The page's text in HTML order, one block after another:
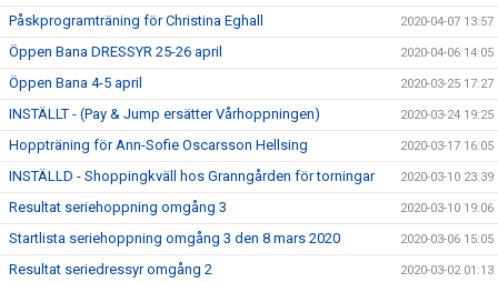
Påskprogramträning för Christina Eghall 2020-04-07 13:57
Öppen Bana DRESSYR 25-26 april 2020-04-06 14:05
Öppen Bana 4-5 april 2020-03-25 17:27
INSTÄLLT - (Pay & Jump ersätter Vårhoppningen) 2020-03-24 19:25
Hoppträning för Ann-Sofie Oscarsson Hellsing 2020-03-17 16:05
INSTÄLLD - Shoppingkväll hos Granngården för torningar 2020-03-10 23:39
Resultat seriehoppning omgång 3 2020-03-10 19:06
Startlista seriehoppning omgång 3 den 8 mars 2020 2020-03-06 15:05
Resultat seriedressyr omgång 2 2020-03-02 01:13